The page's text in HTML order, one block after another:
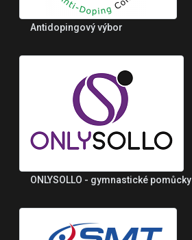
Antidopingový výbor
ONLYSOLLO - gymnastické pomůcky